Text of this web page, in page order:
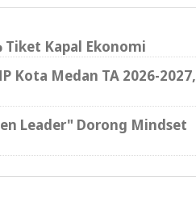
Tiket Kapal Ekonomi
Kota Medan TA 2026-2027,
Leader" Dorong Mindset